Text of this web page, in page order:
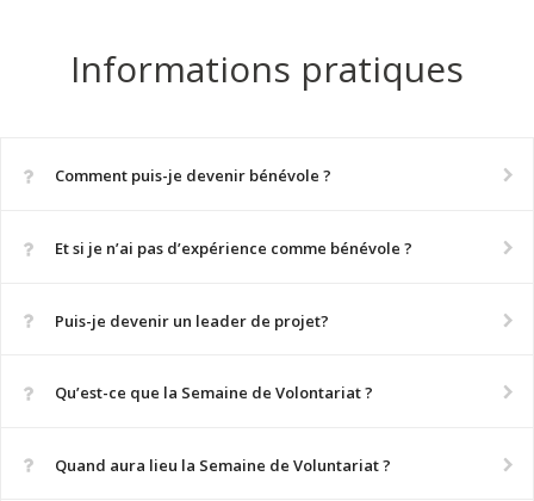
Informations pratiques
Comment puis-je devenir bénévole ?
Et si je n’ai pas d’expérience comme bénévole ?
Puis-je devenir un leader de projet?
Qu’est-ce que la Semaine de Volontariat ?
Quand aura lieu la Semaine de Voluntariat ?